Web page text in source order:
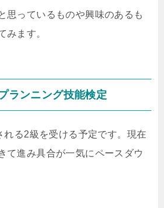
思っているものや興味のあるも
みます。
ランニング技能検定
れる2級を受ける予定です。現在
て進み具合が一気にペースダウ